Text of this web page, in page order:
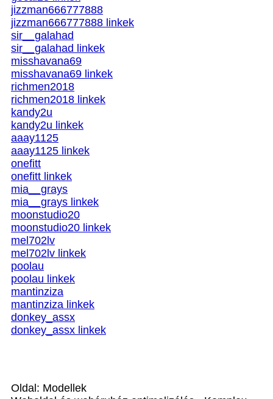
jizzman666777888
jizzman666777888 linkek
sir__galahad
sir__galahad linkek
misshavana69
misshavana69 linkek
richmen2018
richmen2018 linkek
kandy2u
kandy2u linkek
aaay1125
aaay1125 linkek
onefitt
onefitt linkek
mia__grays
mia__grays linkek
moonstudio20
moonstudio20 linkek
mel702lv
mel702lv linkek
poolau
poolau linkek
mantinziza
mantinziza linkek
donkey_assx
donkey_assx linkek
Oldal: Modellek